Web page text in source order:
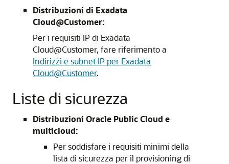
Distribuzioni di Exadata
Cloud@Customer:
Per i requisiti IP di Exadata
Cloud@Customer, fare riferimento a
Indirizzi e subnet IP per Exadata
Cloud@Customer.
Liste di sicurezza
Distribuzioni Oracle Public Cloud e
multicloud:
Per soddisfare i requisiti minimi della
lista di sicurezza per il provisioning di